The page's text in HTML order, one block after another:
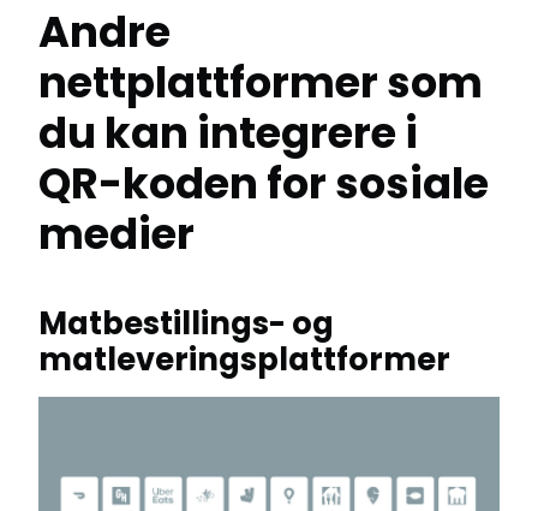
Andre
nettplattformer som
du kan integrere i
QR-koden for sosiale
medier
Matbestillings- og
matleveringsplattformer